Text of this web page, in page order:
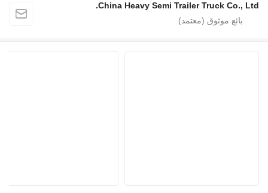
China Heavy Semi Trailer Truck Co., Ltd.